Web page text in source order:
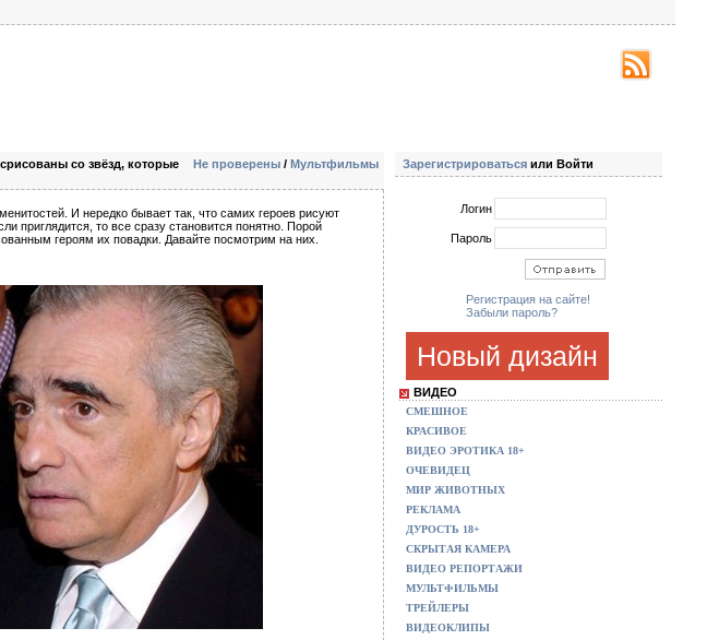
Не проверены / Мультфильмы
со звёзд, которые
И нередко бывает так, что самих героев рисуют
приглядится, то все сразу становится понятно. Порой
героям их повадки. Давайте посмотрим на них.
Зарегистрироваться или Войти
Логин
Пароль
Регистрация на сайте!
Забыли пароль?
Новый дизайн
ВИДЕО
СМЕШНОЕ
КРАСИВОЕ
ВИДЕО ЭРОТИКА 18+
ОЧЕВИДЕЦ
МИР ЖИВОТНЫХ
РЕКЛАМА
ДУРОСТЬ 18+
СКРЫТАЯ КАМЕРА
ВИДЕО РЕПОРТАЖИ
МУЛЬТФИЛЬМЫ
ТРЕЙЛЕРЫ
ВИДЕОКЛИПЫ